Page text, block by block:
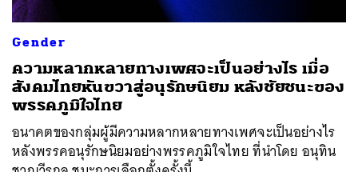
Gender
ความหลากหลายทางเพศจะเป็นอย่างไร เมื่อ
สังคมไทยหันขวาสู่อนุรักษนิยม หลังชัยชนะของ
พรรคภูมิใจไทย
อนาคตของกลุ่มผู้มีความหลากหลายทางเพศจะเป็นอย่างไร
หลังพรรคอนุรักษนิยมอย่างพรรคภูมิใจไทย ที่นำโดย อนุทิน